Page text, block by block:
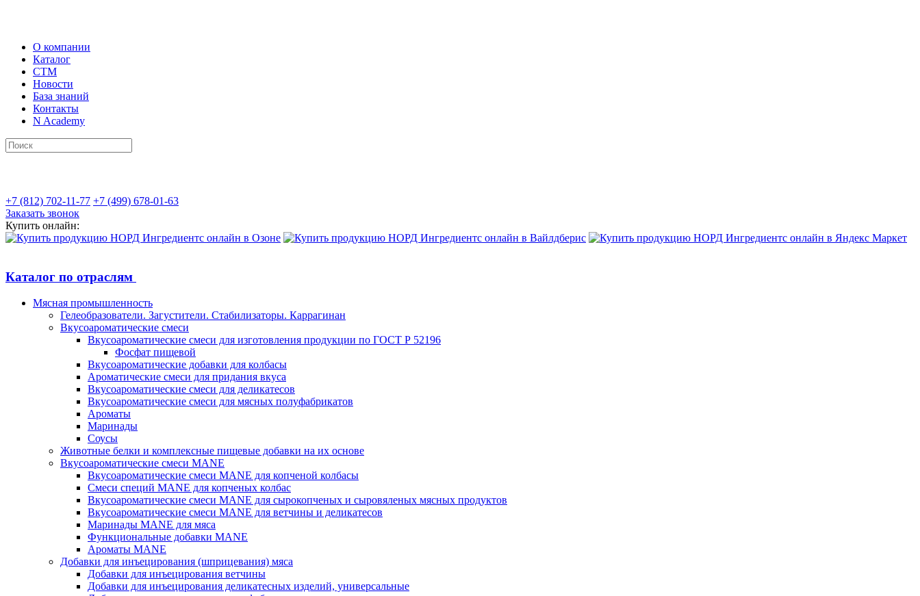
О компании
Каталог
СТМ
Новости
База знаний
Контакты
N Academy
+7 (812) 702-11-77 +7 (499) 678-01-63
Заказать звонок
Купить онлайн:
Каталог по отраслям
Мясная промышленность
Гелеобразователи. Загустители. Стабилизаторы. Каррагинан
Вкусоароматические смеси
Вкусоароматические смеси для изготовления продукции по ГОСТ Р 52196
Фосфат пищевой
Вкусоароматические добавки для колбасы
Ароматические смеси для придания вкуса
Вкусоароматические смеси для деликатесов
Вкусоароматические смеси для мясных полуфабрикатов
Ароматы
Маринады
Соусы
Животные белки и комплексные пищевые добавки на их основе
Вкусоароматические смеси MANE
Вкусоароматические смеси MANE для копченой колбасы
Смеси специй MANE для копченых колбас
Вкусоароматические смеси MANE для сырокопченых и сыровяленых мясных продуктов
Вкусоароматические смеси MANE для ветчины и деликатесов
Маринады MANE для мяса
Функциональные добавки MANE
Ароматы MANE
Добавки для инъецирования (шприцевания) мяса
Добавки для инъецирования ветчины
Добавки для инъецирования деликатесных изделий, универсальные